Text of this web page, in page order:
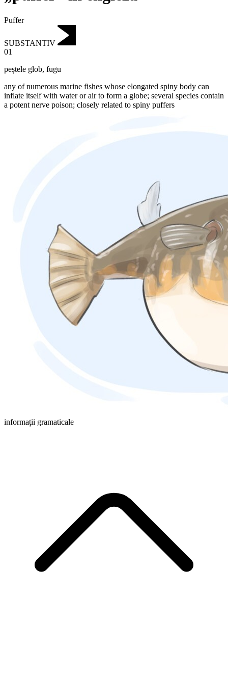
Puffer
SUBSTANTIV
01
peștele glob, fugu
any of numerous marine fishes whose elongated spiny body can
inflate itself with water or air to form a globe; several species contain
a potent nerve poison; closely related to spiny puffers
informații gramaticale